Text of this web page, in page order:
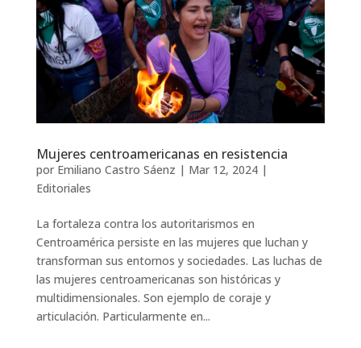
Mujeres centroamericanas en resistencia
por Emiliano Castro Sáenz | Mar 12, 2024|
Editoriales
La fortaleza contra los autoritarismos en
Centroamérica persiste en las mujeres que luchan y
transforman sus entornos y sociedades. Las luchas de
las mujeres centroamericanas son históricas y
multidimensionales. Son ejemplo de coraje y
articulación. Particularmente en...